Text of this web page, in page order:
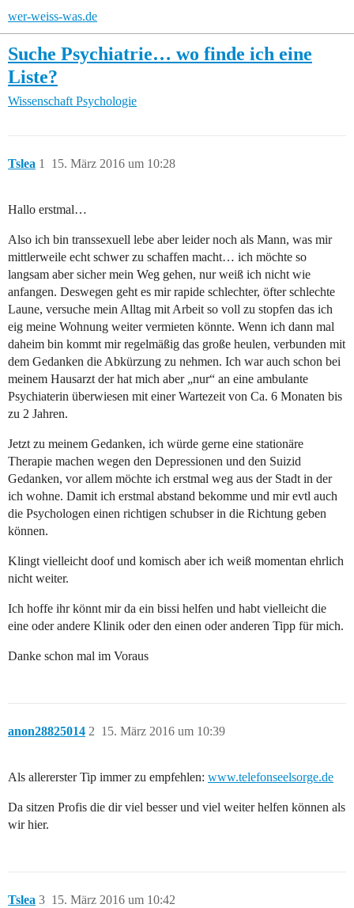
wer-weiss-was.de
Suche Psychiatrie… wo finde ich eine
Liste?
Wissenschaft Psychologie
Tslea 15. März 2016 um 10:28
1
Hallo erstmal…
Also ich bin transsexuell lebe aber leider noch als Mann, was mir
mittlerweile echt schwer zu schaffen macht… ich möchte so
langsam aber sicher mein Weg gehen, nur weiß ich nicht wie
anfangen. Deswegen geht es mir rapide schlechter, öfter schlechte
Laune, versuche mein Alltag mit Arbeit so voll zu stopfen das ich
eig meine Wohnung weiter vermieten könnte. Wenn ich dann mal
daheim bin kommt mir regelmäßig das große heulen, verbunden mit
dem Gedanken die Abkürzung zu nehmen. Ich war auch schon bei
meinem Hausarzt der hat mich aber „nur“ an eine ambulante
Psychiaterin überwiesen mit einer Wartezeit von Ca. 6 Monaten bis
zu 2 Jahren.
Jetzt zu meinem Gedanken, ich würde gerne eine stationäre
Therapie machen wegen den Depressionen und den Suizid
Gedanken, vor allem möchte ich erstmal weg aus der Stadt in der
ich wohne. Damit ich erstmal abstand bekomme und mir evtl auch
die Psychologen einen richtigen schubser in die Richtung geben
können.
Klingt vielleicht doof und komisch aber ich weiß momentan ehrlich
nicht weiter.
Ich hoffe ihr könnt mir da ein bissi helfen und habt vielleicht die
eine oder andere Klinik oder den einen oder anderen Tipp für mich.
Danke schon mal im Voraus
anon28825014 15. März 2016 um 10:39
2
Als allererster Tip immer zu empfehlen: www.telefonseelsorge.de
Da sitzen Profis die dir viel besser und viel weiter helfen können als
wir hier.
Tslea 15. März 2016 um 10:42
3